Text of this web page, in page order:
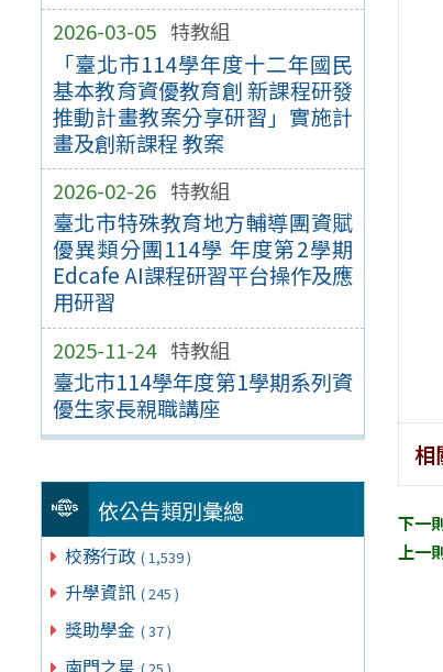
2026-03-05 特教組
「臺北市114學年度十二年國民
基本教育資優教育創 新課程研發
推動計畫教案分享研習」實施計
畫及創新課程 教案
2026-02-26 特教組
臺北市特殊教育地方輔導團資賦
優異類分團114學 年度第2學期
Edcafe AI課程研習平台操作及應
用研習
2025-11-24 特教組
臺北市114學年度第1學期系列資
優生家長親職講座
依公告類別彙總
校務行政 ( 1,539 )
升學資訊 ( 245 )
獎助學金 ( 37 )
南門之星
相